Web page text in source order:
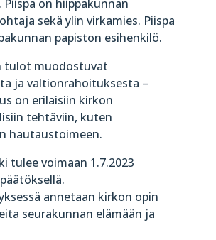
Piispa on hiippakunnan
sekä ylin virkamies. Piispa
papiston esihenkilö.
tulot muodostuvat
ja valtionrahoituksesta –
on erilaisiin kirkon
tehtäviin, kuten
hautaustoimeen.
tulee voimaan 1.7.2023
annetaan kirkon opin
seurakunnan elämään ja